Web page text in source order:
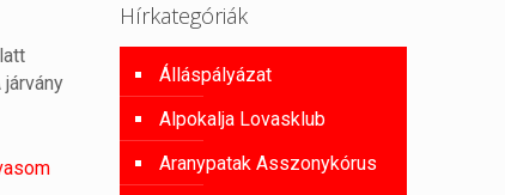
Hírkategóriák
Álláspályázat
Alpokalja Lovasklub
Aranypatak Asszonykórus